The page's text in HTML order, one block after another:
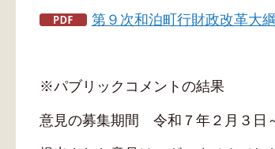
第９次和泊町行財政改革大
※パブリックコメントの結果
意見の募集期間 令和７年２月３日